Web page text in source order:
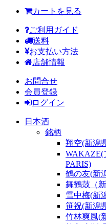
カートを見る
ご利用ガイド
送料
お支払い方法
店舗情報
お問合せ
会員登録
ログイン
日本酒
銘柄
翔空(新潟
PARIS)
鶴の友(新
舞鶴鼓（
雪中梅(新
笹祝(新潟
竹林爽風(